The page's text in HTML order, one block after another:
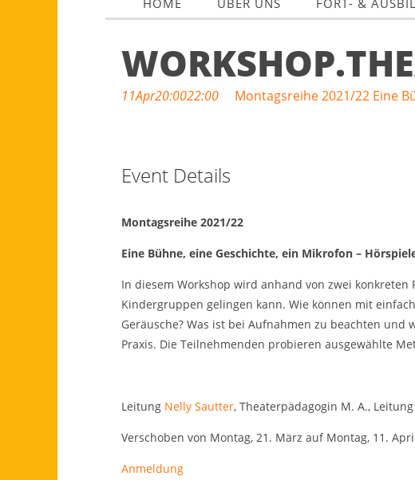
HOME ÜBER UNS FORT- &
11Apr20:0022:00 Montagsreihe 2021/22 Eine
Event Details
Montagsreihe 2021/22
Eine Bühne, eine Geschichte, ein Mikrofon –
In diesem Workshop wird anhand von zwei
Kindergruppen gelingen kann. Wie können mit
Geräusche? Was ist bei Aufnahmen zu beachten
Praxis. Die Teilnehmenden probieren ausgewählte
Leitung Nelly Sautter, Theaterpädagogin M. A.,
Verschoben von Montag, 21. März auf Montag, 11.
Anmeldung